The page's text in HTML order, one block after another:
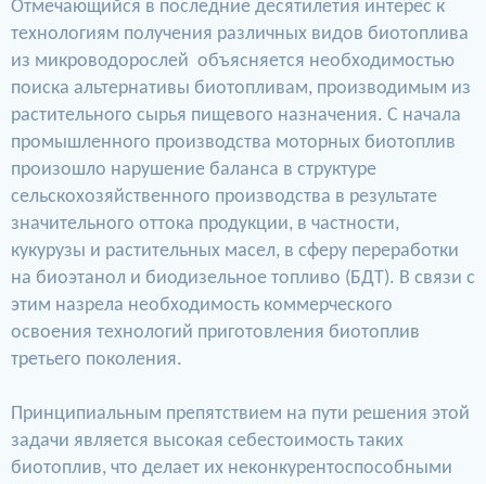
Отмечающийся в последние десятилетия интерес к
технологиям получения различных видов биотоплива
из микроводорослей объясняется необходимостью
поиска альтернативы биотопливам, производимым из
растительного сырья пищевого назначения. С начала
промышленного производства моторных биотоплив
произошло нарушение баланса в структуре
сельскохозяйственного производства в результате
значительного оттока продукции, в частности,
кукурузы и растительных масел, в сферу переработки
на биоэтанол и биодизельное топливо (БДТ). В связи с
этим назрела необходимость коммерческого
освоения технологий приготовления биотоплив
третьего поколения.
Принципиальным препятствием на пути решения этой
задачи является высокая себестоимость таких
биотоплив, что делает их неконкурентоспособными